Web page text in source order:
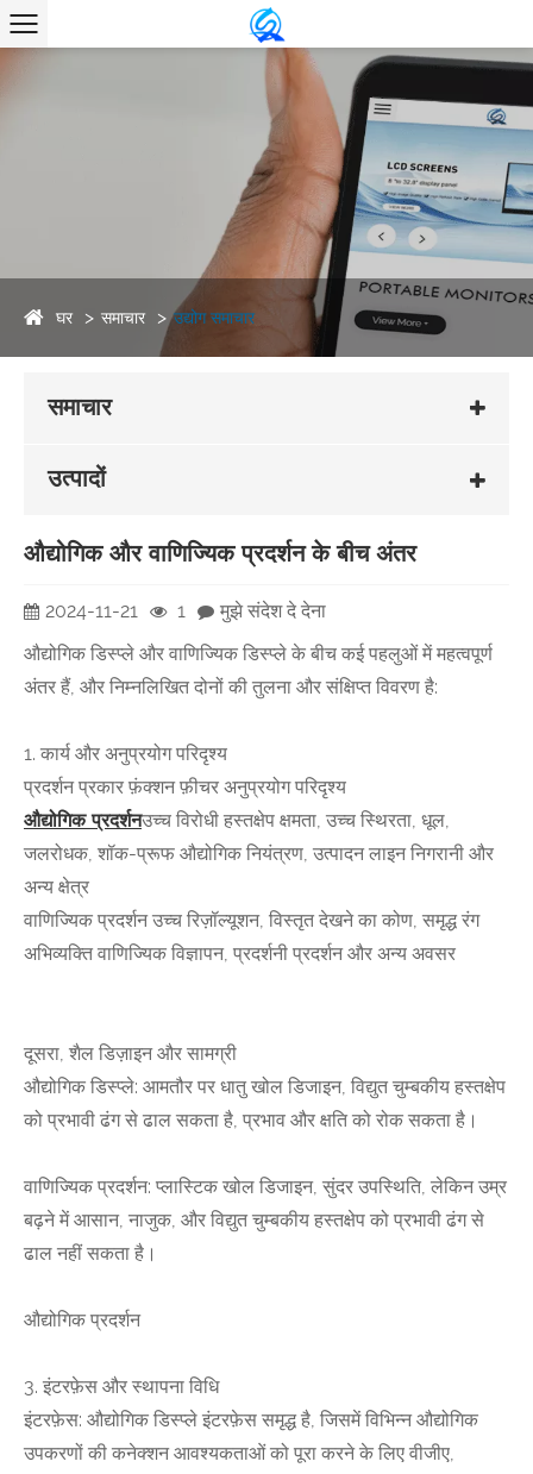
घर समाचार उद्योग समाचार
समाचार
उत्पादों
औद्योगिक और वाणिज्यिक प्रदर्शन के बीच अंतर
2024-11-21 1
मुझे संदेश दे देना
औद्योगिक डिस्प्ले और वाणिज्यिक डिस्प्ले के बीच कई पहलुओं में महत्वपूर्ण
अंतर हैं, और निम्नलिखित दोनों की तुलना और संक्षिप्त विवरण है:
1. कार्य और अनुप्रयोग परिदृश्य
प्रदर्शन प्रकार फ़ंक्शन फ़ीचर अनुप्रयोग परिदृश्य
औद्योगिक प्रदर्शनउच्च विरोधी हस्तक्षेप क्षमता, उच्च स्थिरता, धूल,
जलरोधक, शॉक-प्रूफ औद्योगिक नियंत्रण, उत्पादन लाइन निगरानी और
अन्य क्षेत्र
वाणिज्यिक प्रदर्शन उच्च रिज़ॉल्यूशन, विस्तृत देखने का कोण, समृद्ध रंग
अभिव्यक्ति वाणिज्यिक विज्ञापन, प्रदर्शनी प्रदर्शन और अन्य अवसर
दूसरा, शैल डिज़ाइन और सामग्री
औद्योगिक डिस्प्ले: आमतौर पर धातु खोल डिजाइन, विद्युत चुम्बकीय हस्तक्षेप
को प्रभावी ढंग से ढाल सकता है, प्रभाव और क्षति को रोक सकता है।
वाणिज्यिक प्रदर्शन: प्लास्टिक खोल डिजाइन, सुंदर उपस्थिति, लेकिन उम्र
बढ़ने में आसान, नाजुक, और विद्युत चुम्बकीय हस्तक्षेप को प्रभावी ढंग से
ढाल नहीं सकता है।
औद्योगिक प्रदर्शन
3. इंटरफ़ेस और स्थापना विधि
इंटरफ़ेस: औद्योगिक डिस्प्ले इंटरफ़ेस समृद्ध है, जिसमें विभिन्न औद्योगिक
उपकरणों की कनेक्शन आवश्यकताओं को पूरा करने के लिए वीजीए,